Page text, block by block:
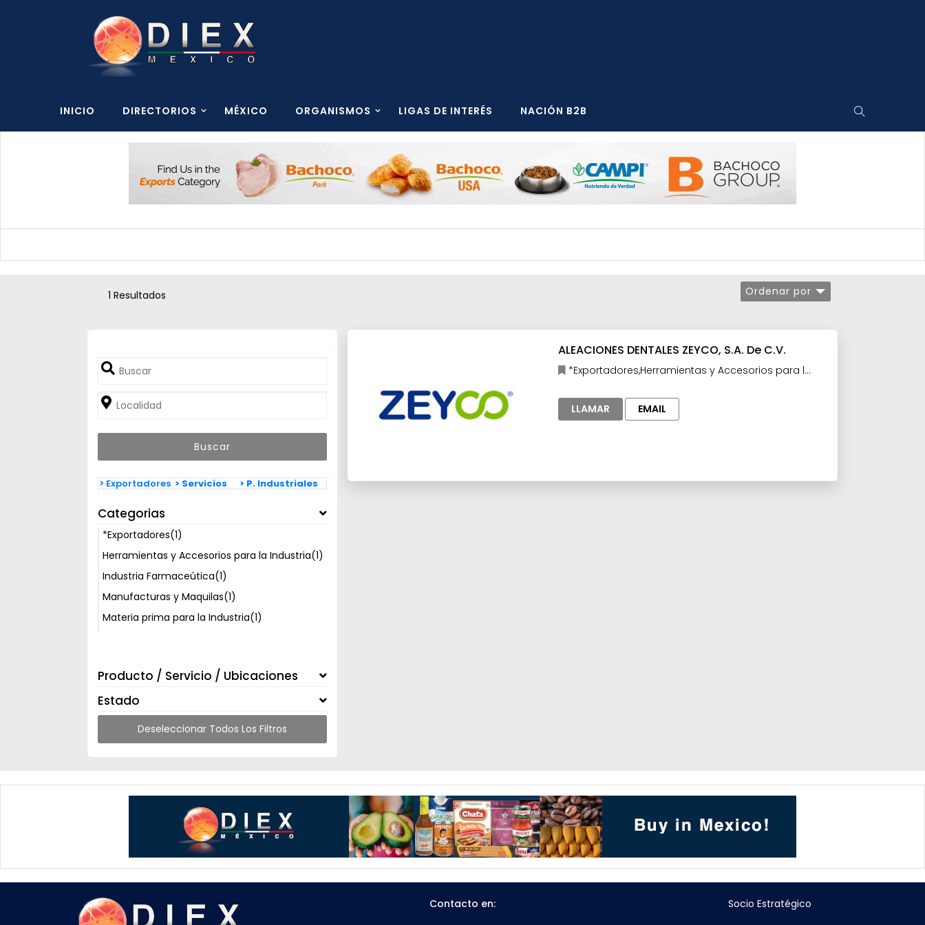
INICIO DIRECTORIOS MÉXICO ORGANISMOS LIGAS DE INTERÉS NACIÓN B2B
> Exportadores > Servicios > P. Industriales
Categorias
*Exportadores(1)
Herramientas y Accesorios para la Industria(1)
Industria Farmaceútica(1)
Manufacturas y Maquilas(1)
Materia prima para la Industria(1)
Producto / Servicio / Ubicaciones
Estado
1 Resultados Ordenar por
Deseleccionar Todos Los Filtros
ALEACIONES DENTALES ZEYCO, S.A. De C.V.
*Exportadores,Herramientas y Accesorios para la
Maquilas,Materia prima para la Industria
LLAMAR
EMAIL
Contacto en: Socio Estratégico